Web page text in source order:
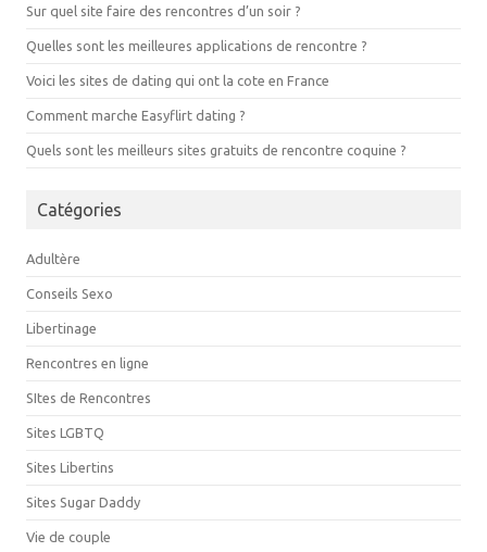
Sur quel site faire des rencontres d’un soir ?
Quelles sont les meilleures applications de rencontre ?
Voici les sites de dating qui ont la cote en France
Comment marche Easyflirt dating ?
Quels sont les meilleurs sites gratuits de rencontre coquine ?
Catégories
Adultère
Conseils Sexo
Libertinage
Rencontres en ligne
SItes de Rencontres
Sites LGBTQ
Sites Libertins
Sites Sugar Daddy
Vie de couple